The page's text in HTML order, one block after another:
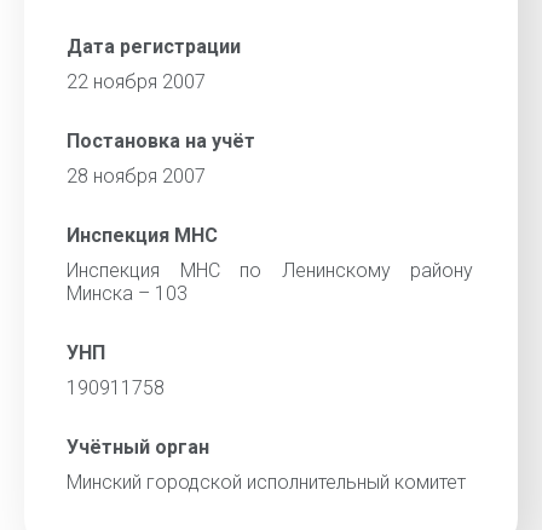
Дата регистрации
22 ноября 2007
Постановка на учёт
28 ноября 2007
Инспекция МНС
Инспекция МНС по Ленинскому району
Минска – 103
УНП
190911758
Учётный орган
Минский городской исполнительный комитет